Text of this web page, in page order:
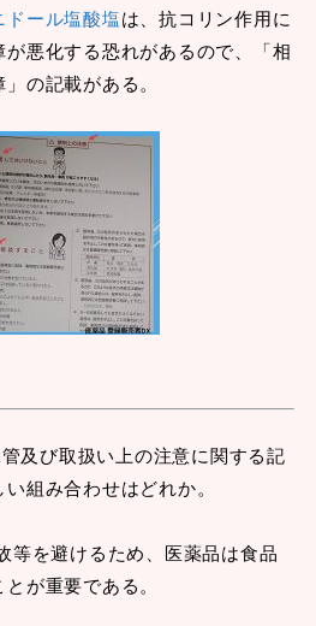
ドール塩酸塩は、抗コリン作用に
悪化する恐れがあるので、「相
の記載がある。
及び取扱い上の注意に関する記
組み合わせはどれか。
等を避けるため、医薬品は食品
が重要である。